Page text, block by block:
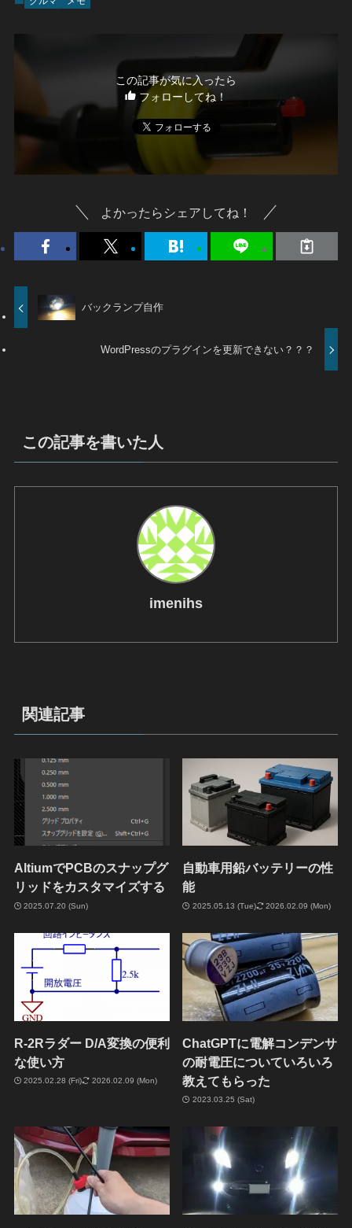
この記事が気に入ったら
フォローしてね！
よかったらシェアしてね！
バックランプ自作
WordPressのプラグインを更新できない？？？
この記事を書いた人
imenihs
関連記事
AltiumでPCBのスナップグ
リッドをカスタマイズする
2025.07.20 (Sun)
自動車用鉛バッテリーの性
能
2025.05.13 (Tue) 2026.02.09 (Mon)
R-2Rラダー D/A変換の便利
な使い方
2025.02.28 (Fri) 2026.02.09 (Mon)
ChatGPTに電解コンデンサ
の耐電圧についていろいろ
教えてもらった
2023.03.25 (Sat)